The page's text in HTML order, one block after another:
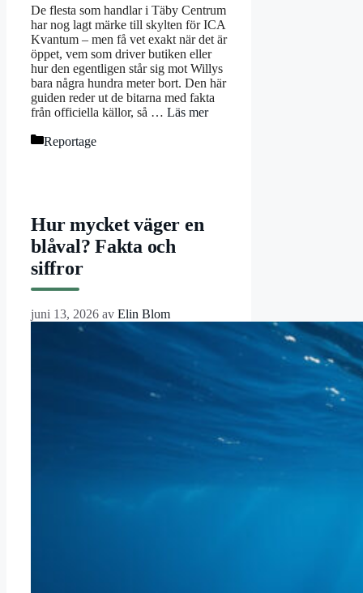
De flesta som handlar i Täby Centrum
har nog lagt märke till skylten för ICA
Kvantum – men få vet exakt när det är
öppet, vem som driver butiken eller
hur den egentligen står sig mot Willys
bara några hundra meter bort. Den här
guiden reder ut de bitarna med fakta
från officiella källor, så … Läs mer
Kategorier
Reportage
Hur mycket väger en
blåval? Fakta och
siffror
juni 13, 2026 av Elin Blom